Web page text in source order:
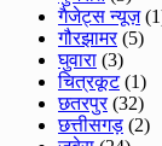
गैजेट्स न्यूज़
गौरझामर(5)
घुवारा (3)
चित्रकूट(1)
छतरपुर(32)
छत्तीसगड़ (2)